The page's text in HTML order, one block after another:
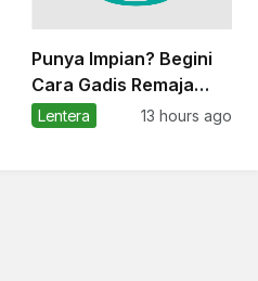
Punya Impian? Begini
Cara Gadis Remaja
Menentukan Masa
Lentera 13 hours ago